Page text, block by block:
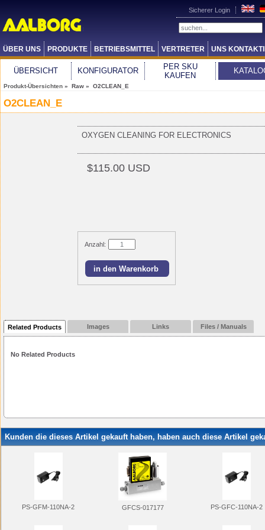
Sicherer Login
ÜBER UNS PRODUKTE BETRIEBSMITTEL VERTRETER UNS
ÜBERSICHT KONFIGURATOR
PER SKU
KAUFEN
Produkt-Übersichten » Raw » O2CLEAN_E
O2CLEAN_E
OXYGEN CLEANING FOR ELECTRONICS
$115.00 USD
Anzahl:
Related Products Images Links Files / Manuals
No Related Products
Kunden die dieses Artikel gekauft haben, haben auch diese Artikel
PS-GFM-110NA-2 GFCS-017177 PS-GFC-110NA-2